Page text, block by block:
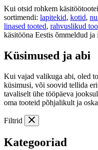
Kui otsid rohkem
sortimendi: lapitekid, kotid,
linased tooted, rahvuslikud
käsitööna Eestis õmmeldud
Küsimused ja abi
Kui vajad valikuga abi, oled
küsimusi, või soovid tellida
tavaliselt ühe tööpäeva
oma tooteid põhjalikult ja
Filtrid
Kategooriad